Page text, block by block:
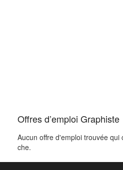
Offres d’emploi Graphiste
Aucun offre d'emploi trouvée
che.